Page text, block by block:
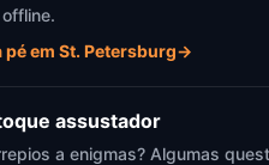
pé em St. Petersburg→
assustador
a enigmas? Algumas